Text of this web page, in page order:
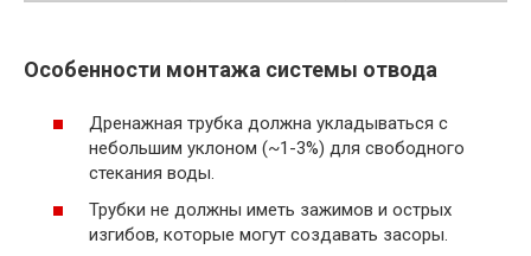
Особенности монтажа системы отвода
Дренажная трубка должна укладываться с
небольшим уклоном (~1-3%) для свободного
стекания воды.
Трубки не должны иметь зажимов и острых
изгибов, которые могут создавать засоры.